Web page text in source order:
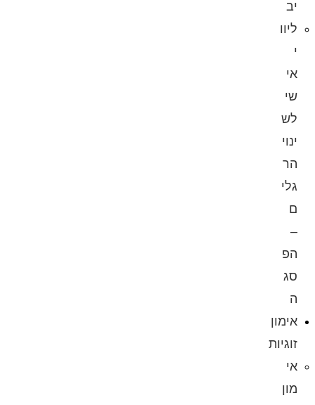
יב
ליוו
אי
שי
לש
ינוי
הר
גלי
ם
הפ
סג
אימון
זוגיות
אי
מון